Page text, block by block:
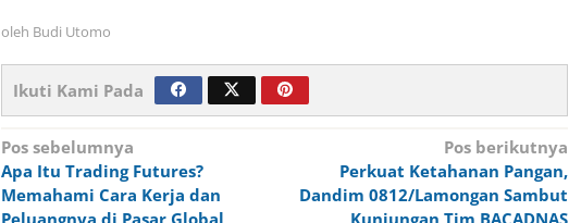
oleh Budi Utomo
Ikuti Kami Pada
Navigasi
pos
Pos sebelumnya
Apa Itu Trading Futures?
Memahami Cara Kerja dan
Peluangnya di Pasar Global
Pos berikutnya
Perkuat Ketahanan Pangan,
Dandim 0812/Lamongan Sambut
Kunjungan Tim BACADNAS